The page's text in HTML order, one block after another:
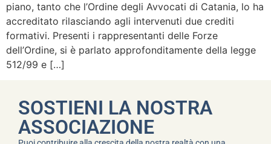
piano, tanto che l’Ordine degli Avvocati di Catania, lo ha
accreditato rilasciando agli intervenuti due crediti
formativi. Presenti i rappresentanti delle Forze
dell’Ordine, si è parlato approfonditamente della legge
512/99 e […]
SOSTIENI LA NOSTRA
ASSOCIAZIONE